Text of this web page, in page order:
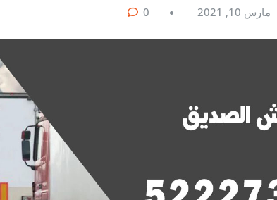
مارس 10, 2021 0